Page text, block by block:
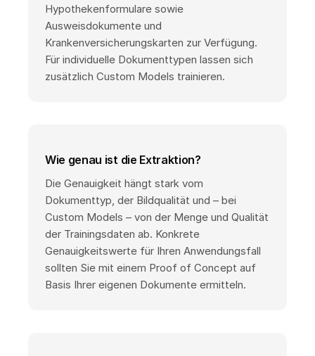
Hypothekenformulare sowie
Ausweisdokumente und
Krankenversicherungskarten zur Verfügung.
Für individuelle Dokumenttypen lassen sich
zusätzlich Custom Models trainieren.
Wie genau ist die Extraktion?
Die Genauigkeit hängt stark vom
Dokumenttyp, der Bildqualität und – bei
Custom Models – von der Menge und Qualität
der Trainingsdaten ab. Konkrete
Genauigkeitswerte für Ihren Anwendungsfall
sollten Sie mit einem Proof of Concept auf
Basis Ihrer eigenen Dokumente ermitteln.